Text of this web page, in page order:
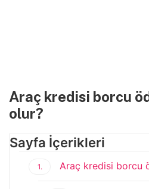
Araç kredisi borcu
olur?
Sayfa İçerikleri
1. Araç kredisi borcu